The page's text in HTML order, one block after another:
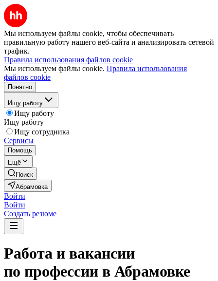
Мы используем файлы cookie, чтобы обеспечивать
правильную работу нашего веб-сайта и анализировать сетевой
трафик.
Правила использования файлов cookie
Мы используем файлы cookie. Правила использования
файлов cookie
Понятно
Ищу работу
Ищу работу
Ищу работу
Ищу сотрудника
Сервисы
Помощь
Ещё
Поиск
Абрамовка
Войти
Войти
Создать резюме
Работа и вакансии
по профессии в Абрамовке